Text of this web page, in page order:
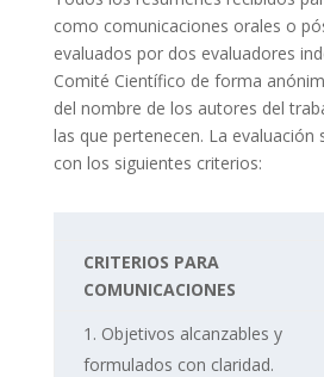
como comunicaciones orales o
evaluados por dos evaluadores
Comité Científico de forma
del nombre de los autores del
las que pertenecen. La evaluación
con los siguientes criterios:
CRITERIOS PARA
COMUNICACIONES
Objetivos alcanzables y
formulados con claridad.